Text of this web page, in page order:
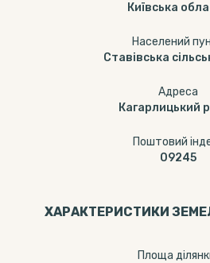
Київська
Населений
Ставівська
Адреса
Кагарлицький
Поштовий
09245
ХАРАКТЕРИСТИКИ
Площа